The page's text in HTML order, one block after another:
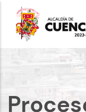
contenido
principal